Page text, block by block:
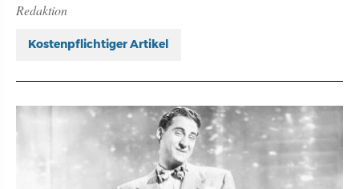
Redaktion
Kostenpflichtiger Artikel